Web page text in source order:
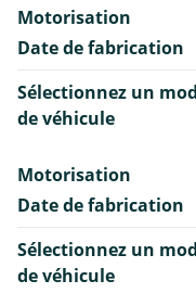
Motorisation
Date de fabrication
Sélectionnez un
de véhicule
Motorisation
Date de fabrication
Sélectionnez un
de véhicule